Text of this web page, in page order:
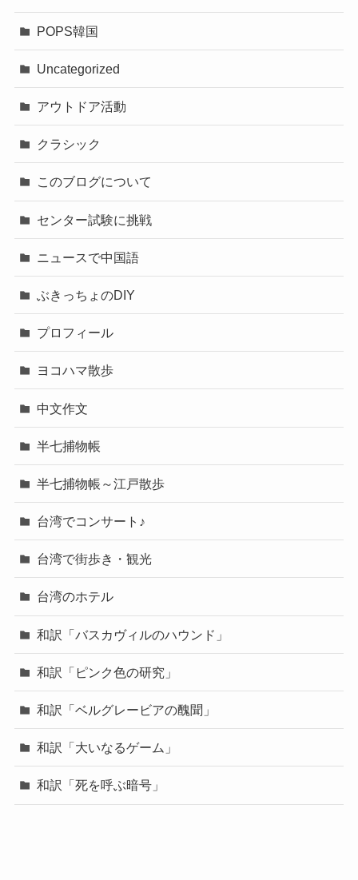
POPS韓国
Uncategorized
アウトドア活動
クラシック
このブログについて
センター試験に挑戦
ニュースで中国語
ぶきっちょのDIY
プロフィール
ヨコハマ散歩
中文作文
半七捕物帳
半七捕物帳～江戸散歩
台湾でコンサート♪
台湾で街歩き・観光
台湾のホテル
和訳「バスカヴィルのハウンド」
和訳「ピンク色の研究」
和訳「ベルグレービアの醜聞」
和訳「大いなるゲーム」
和訳「死を呼ぶ暗号」